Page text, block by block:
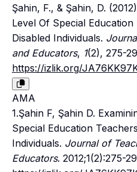
Şahin, F., & Şahin, D.
Level Of Special
Disabled Individuals.
and Educators, 1(2), 275-
https://izlik.org/
AMA
1.Şahin F, Şahin D.
Special Education
Individuals. Journal of
Educators. 2012;1(2):275-